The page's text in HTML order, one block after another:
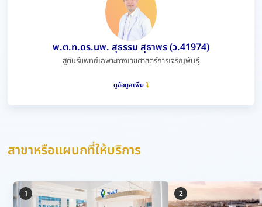
พ.ต.ท.ดร.นพ. สุธรรม สุธาพร (ว.41974)
สูตินรีแพทย์เฉพาะทางเวชศาสตร์การเจริญพันธุ์
ดูข้อมูลเพิ่ม
สาขาหรือแผนกที่ให้บริการ
1 2